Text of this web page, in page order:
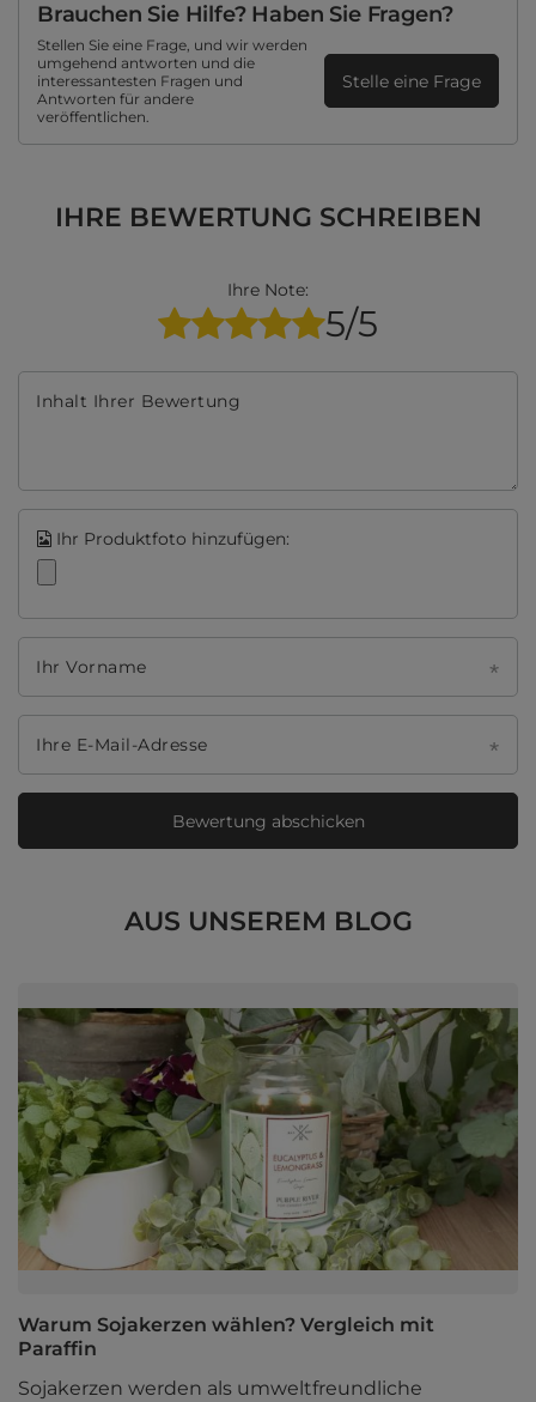
Brauchen Sie Hilfe? Haben Sie Fragen?
Stellen Sie eine Frage, und wir werden
umgehend antworten und die
interessantesten Fragen und
Antworten für andere
veröffentlichen.
Stelle eine Frage
IHRE BEWERTUNG SCHREIBEN
Ihre Note:
5/5
Inhalt Ihrer Bewertung
Ihr Produktfoto hinzufügen:
Ihr Vorname
Ihre E-Mail-Adresse
Bewertung abschicken
AUS UNSEREM BLOG
Warum Sojakerzen wählen? Vergleich mit
Paraffin
Sojakerzen werden als umweltfreundliche